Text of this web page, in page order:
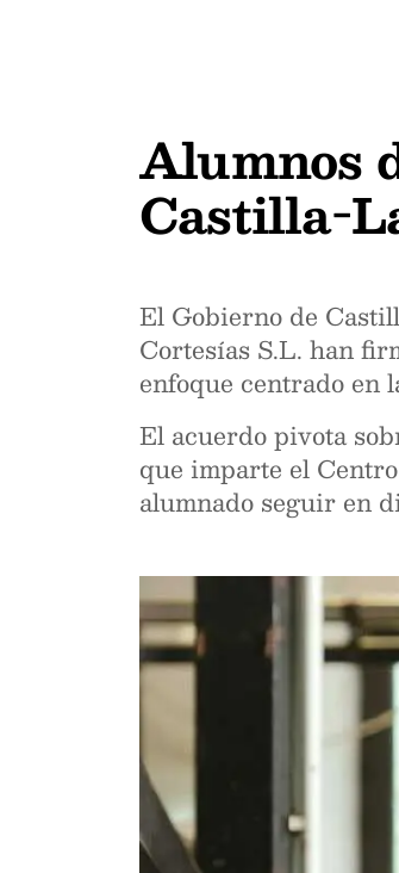
Alumnos
Castilla-
El Gobierno de
Cortesías S.L. han
enfoque centrado en
El acuerdo pivota
que imparte el
alumnado seguir en